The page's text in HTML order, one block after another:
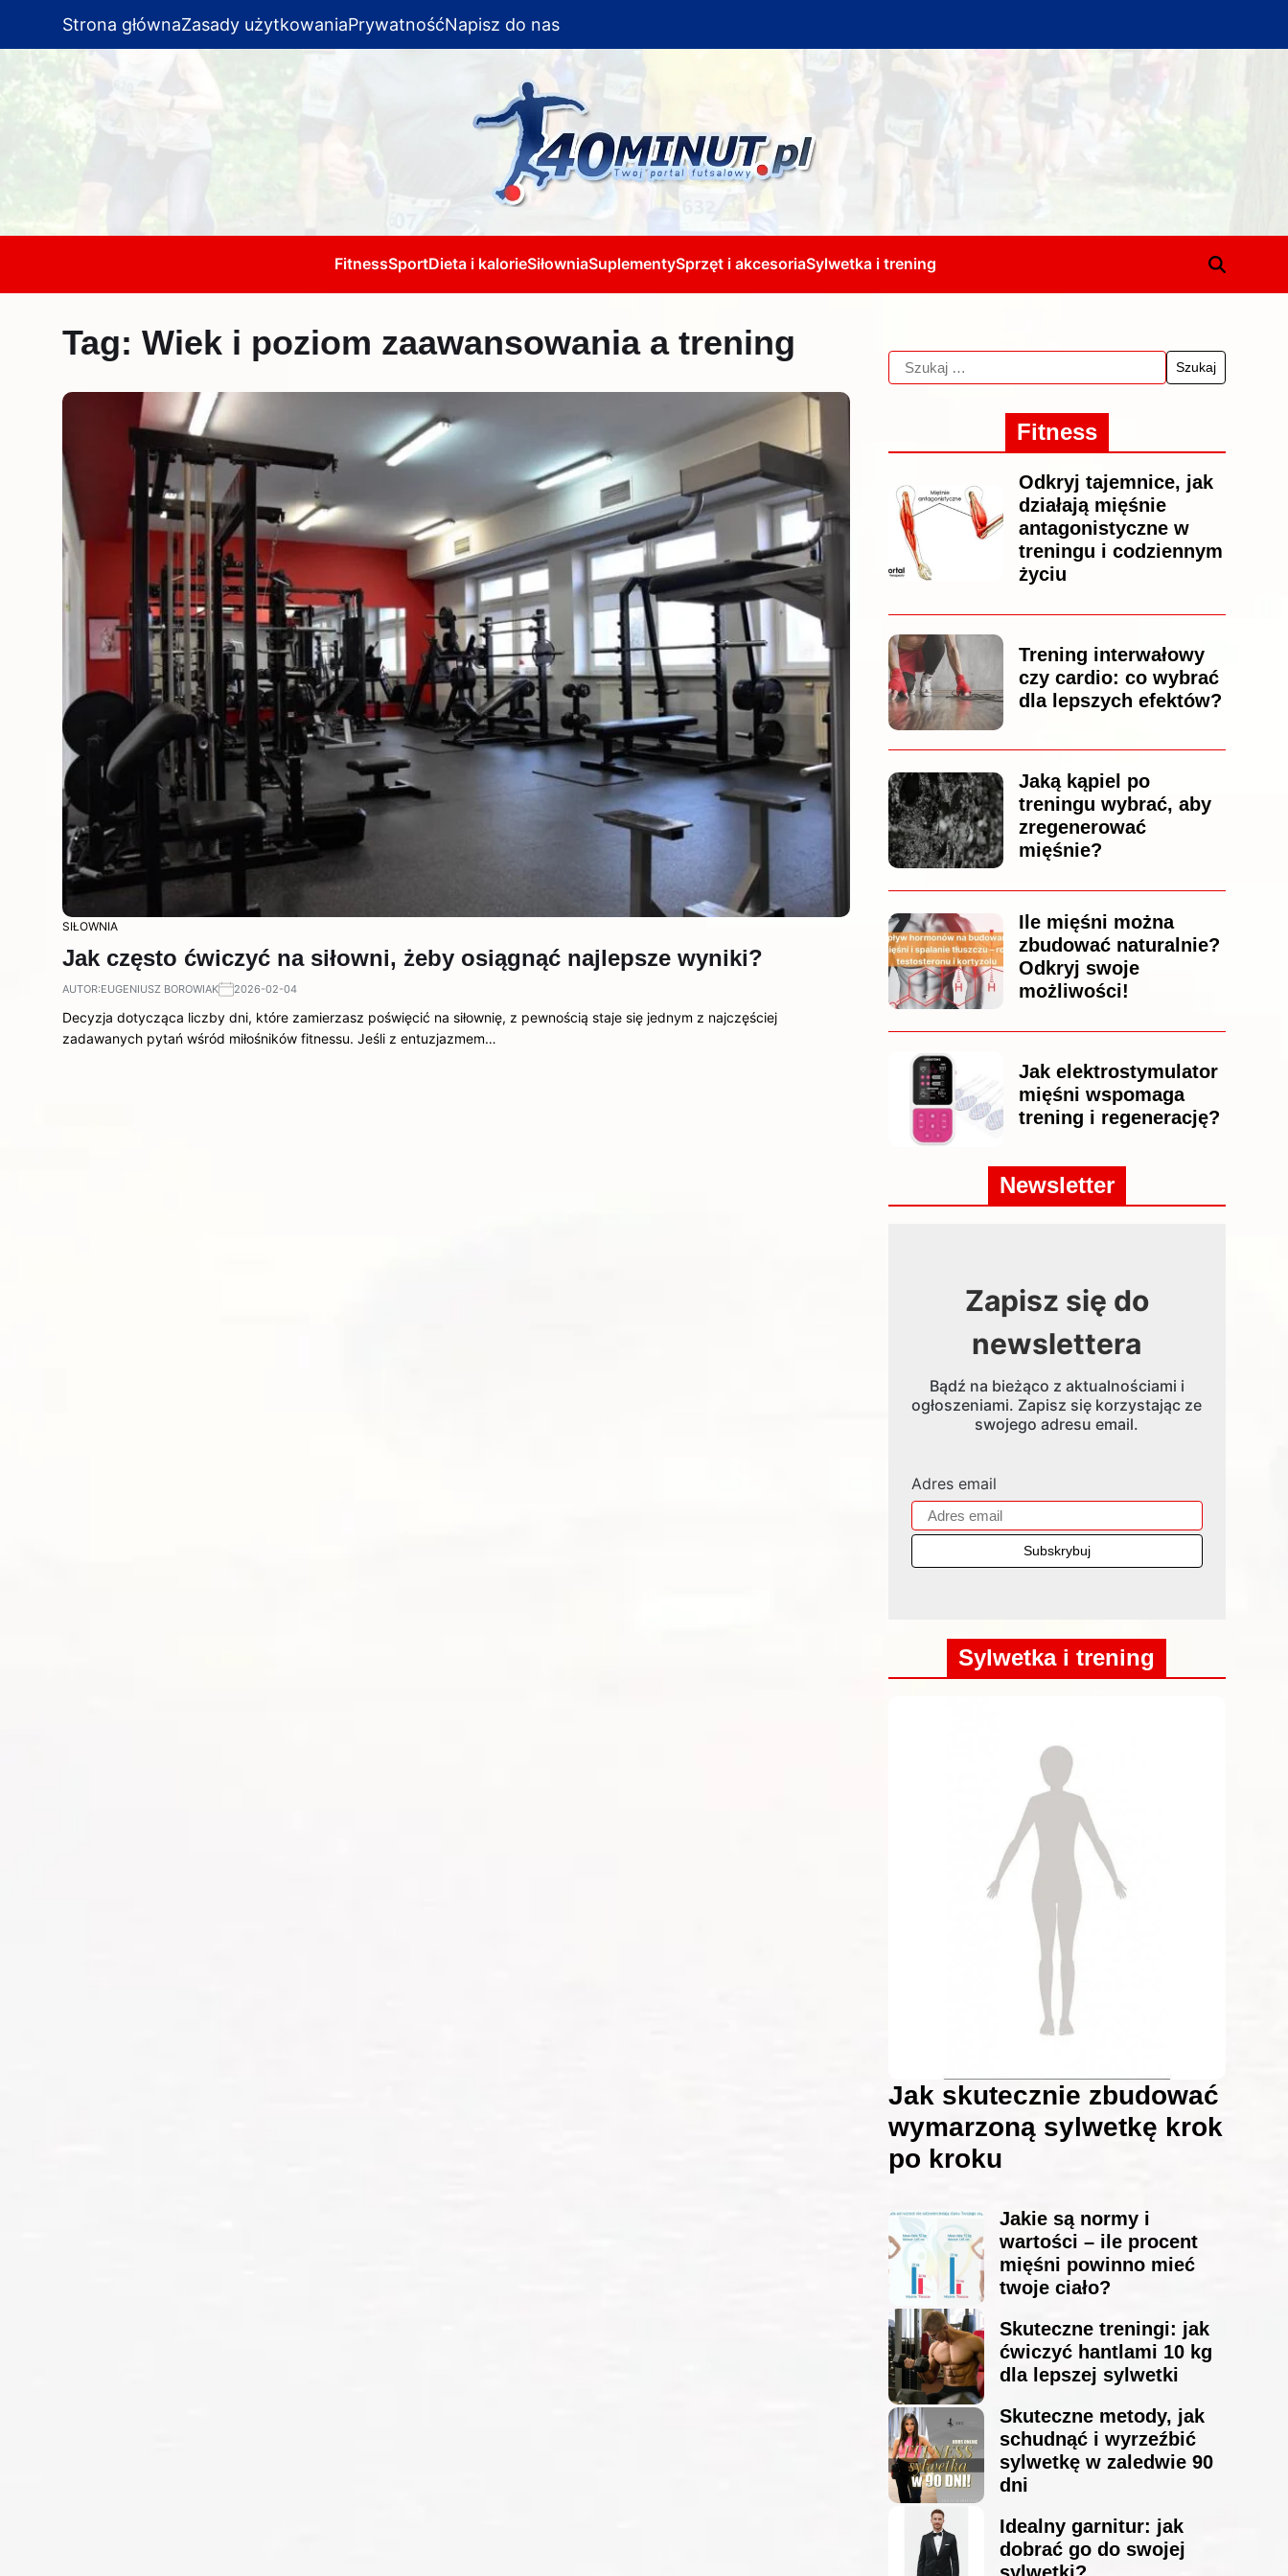
Strona głównaZasady użytkowaniaPrywatnośćNapisz do nas
FitnessSportDieta i kalorieSiłowniaSuplementySprzęt i akcesoriaSylwetka i trening
Tag: Wiek i poziom zaawansowania a trening
SIŁOWNIA
Jak często ćwiczyć na siłowni, żeby osiągnąć najlepsze wyniki?
AUTOR:EUGENIUSZ BOROWIAK 2026-02-04
Decyzja dotycząca liczby dni, które zamierzasz poświęcić na siłownię, z pewnością staje się jednym z najczęściej
zadawanych pytań wśród miłośników fitnessu. Jeśli z entuzjazmem…
Fitness
Odkryj tajemnice, jak
działają mięśnie
antagonistyczne w
treningu i codziennym
życiu
Trening interwałowy
czy cardio: co wybrać
dla lepszych efektów?
Jaką kąpiel po
treningu wybrać, aby
zregenerować
mięśnie?
Ile mięśni można
zbudować naturalnie?
Odkryj swoje
możliwości!
Jak elektrostymulator
mięśni wspomaga
trening i regenerację?
Newsletter
Zapisz się do
newslettera
Bądź na bieżąco z aktualnościami i
ogłoszeniami. Zapisz się korzystając ze
swojego adresu email.
Adres email
Sylwetka i trening
Jak skutecznie zbudować
wymarzoną sylwetkę krok
po kroku
Jakie są normy i
wartości – ile procent
mięśni powinno mieć
twoje ciało?
Skuteczne treningi: jak
ćwiczyć hantlami 10 kg
dla lepszej sylwetki
Skuteczne metody, jak
schudnąć i wyrzeźbić
sylwetkę w zaledwie 90
dni
Idealny garnitur: jak
dobrać go do swojej